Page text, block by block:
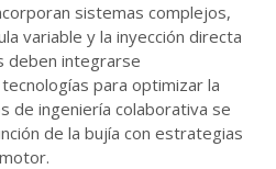
sistemas complejos,
variable y la inyección directa
deben integrarse
para optimizar la
de ingeniería colaborativa se
de la bujía con estrategias